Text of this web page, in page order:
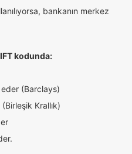
bankanın merkez
kodunda:
(Barclays)
Krallık)